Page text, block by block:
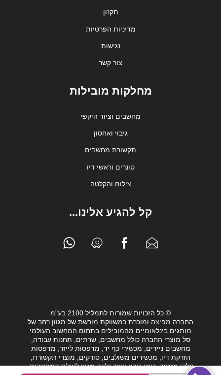
תקנון
מדיניות הפרטיות
נגישות
צור קשר
מחלקות מובילות
מחשבים וציוד היקפי
גיבוי ואחסון
תקשורת מחשבים
טונרים וראשי דיו
צילום והקלטה
קל להגיע אלינו...
© כל הזכויות שמורות לתמליל 2100 בע"מ
החברה מפיצה ומוכרת כמשווקת מורשת של מגוון רחב של
מותגים בינלאומיים מהמובילים בתחום המחשוב העולמי
סל מוצרי החברה כולל מחשבים, שרתים, תחנות עבודה,
מחשבים ניידים, מכשירי כף יד, מדפסות לייזר, מדפסות
הזרקת דיו, מכשירים משולבים, סורקים, מוצרי תקשורת,
חלקי מחשב, כונני גיבוי וציוד נלווה מגוון לעולם המחשבים.